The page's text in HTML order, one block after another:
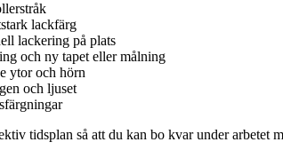
lackfärg
lackering på plats
och ny tapet eller målning
ytor och hörn
och ljuset
tidsplan så att du kan bo kvar under arbetet